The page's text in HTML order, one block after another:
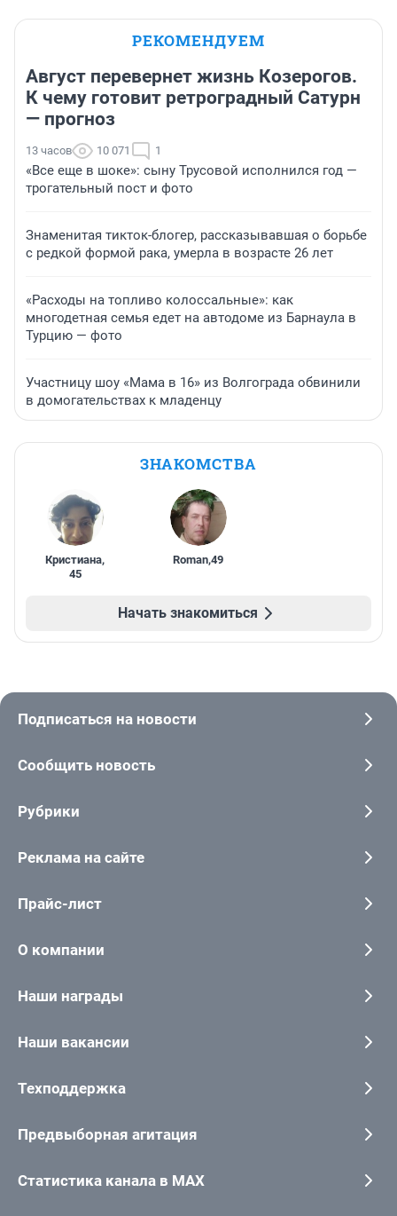
РЕКОМЕНДУЕМ
Август перевернет жизнь Козерогов.
К чему готовит ретроградный Сатурн
— прогноз
13 часов 10 071 1
«Все еще в шоке»: сыну Трусовой исполнился год —
трогательный пост и фото
Знаменитая тикток-блогер, рассказывавшая о борьбе
с редкой формой рака, умерла в возрасте 26 лет
«Расходы на топливо колоссальные»: как
многодетная семья едет на автодоме из Барнаула в
Турцию — фото
Участницу шоу «Мама в 16» из Волгограда обвинили
в домогательствах к младенцу
ЗНАКОМСТВА
Кристиана,
45
Roman,49
Начать знакомиться
Подписаться на новости
Сообщить новость
Рубрики
Реклама на сайте
Прайс-лист
О компании
Наши награды
Наши вакансии
Техподдержка
Предвыборная агитация
Статистика канала в MAX